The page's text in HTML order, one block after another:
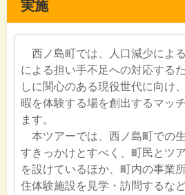
実施
西ノ島町では、人口減少によ
による担い手不足への対応する
しに関心のある現役世代に向け
暇を体験する場を創出するマッ
ます。
本ツアーでは、西ノ島町での
すきっかけとすべく、町民とツ
を設けているほか、町内の事業
住体験施設を見学・訪問するな